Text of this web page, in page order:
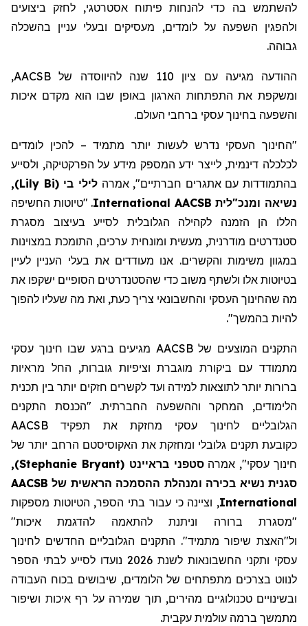
להשתמש בה כדי להנחות פיתוח אסטרטגי, לחזק ביצועים
ולהפגין השפעה על לומדים, מעסיקים ובעלי עניין בהשכלה
גבוהה.
ההודעה מגיעה עם ציון 110 שנה להיווסד ה של AACSB
,
ומשקפת את התפתחות הארגון באופן שבו הוא מקדם איכות
והשפעה בחינוך עסקי ברחבי העולם.
"החינוך העסקי נדרש לעשות יותר מתמיד– להכין לומדים
לכלכלה דינמית, לייצר ידע המספק מידע על הפרקטיקה, ולסייע
בהתמודדות עם אתגרים חברתיים"
, אמרהלילי בי (
Lily Bi
)
,
נשיאה ומנכ"לית AACSB
International. "טיוטות החשיפה
הללו הן הזמנה לקהילה הגלובלית לסייע בעיצוב מסגרת
סטנדרטים מודרנית, מעשית ומונחית ערכים, התומכת במצוינות
במגוון משימות והקשרים. אנו מעודדים את בעלי העניין לעיין
בטיוטות אלו ולשתף משוב כדי שהסטנדרטים הסופיים ישקפו את
מה שהחינוך העסקי והחשבונאי צריך כעת, ואת מה שעליו להפוך
להיות בהמשך".
התקנים המוצעים של AACSB מגיעים ברגע שבו חינוך עסקי
מתמודד עם ביקורת מוגברת וציפיותגוברות, החל מראיות
ברורות יותר לתוצאות למידה ועד לקשרים חזקים יותר בין תכנית
הלימודים, המחקר וההשפעה החברתית. "הכנסת התקנים
הגלובליים לחינוך עסקי מחזקת את תפקיד AACSB
כקובעת תקנים גלובלי ומחזקת את האקוסיסטם הרחב יותר של
חינוך עסקי", אמרהסטפניבראיינט (
Stephanie Bryant
)
,
סגנית נשיא בכירה ומנהלת ההסמכה הראשית של AACSB
International, וציינה כי עבור בתי הספר, הטיוטות מספקות
"מסגרת ברורה וניתנת להתאמה להדגמת איכות"
ול"האצתשיפור מתמיד". התקנים הגלובליים החדשים לחינוך
עסקי ותקני החשבונאות לשנת 2026 נועדו לסייע לבתי הספר
לנווט בצרכים מתפתחים של הלומדים, שיבושים בכוח העבודה
ובשינויים טכנולוגיים מהירים, תוך שמירה על רף איכות ושיפור
מתמשך ברמה עולמית עקבית.